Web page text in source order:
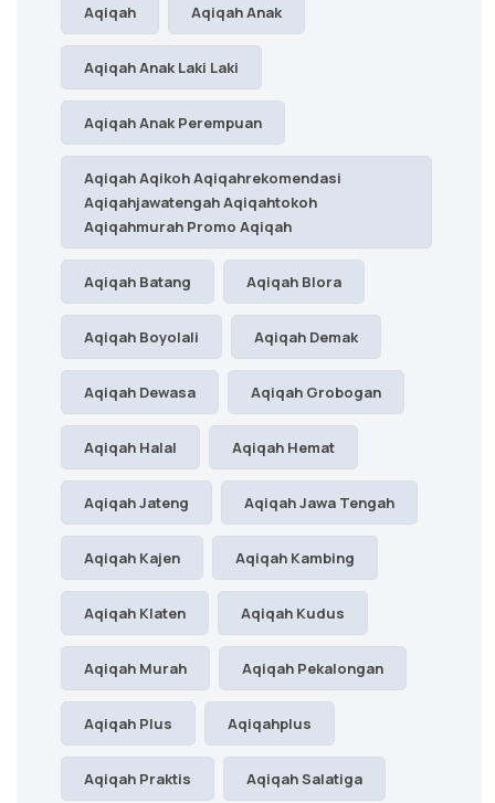
Aqiqah Aqiqah Anak
Aqiqah Anak Laki Laki
Aqiqah Anak Perempuan
Aqiqah Aqikoh Aqiqahrekomendasi
Aqiqahjawatengah Aqiqahtokoh
Aqiqahmurah Promo Aqiqah
Aqiqah Batang Aqiqah Blora
Aqiqah Boyolali Aqiqah Demak
Aqiqah Dewasa Aqiqah Grobogan
Aqiqah Halal Aqiqah Hemat
Aqiqah Jateng Aqiqah Jawa Tengah
Aqiqah Kajen Aqiqah Kambing
Aqiqah Klaten Aqiqah Kudus
Aqiqah Murah Aqiqah Pekalongan
Aqiqah Plus Aqiqahplus
Aqiqah Praktis Aqiqah Salatiga